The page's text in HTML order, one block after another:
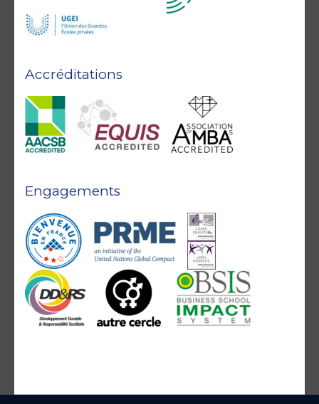
Accréditations
Engagements